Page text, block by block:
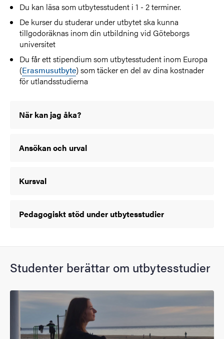
Du kan läsa som utbytesstudent i 1 - 2 terminer.
De kurser du studerar under utbytet ska kunna
tillgodoräknas inom din utbildning vid Göteborgs
universitet
Du får ett stipendium som utbytesstudent inom Europa
(Erasmusutbyte) som täcker en del av dina kostnader
för utlandsstudierna
När kan jag åka?
Ansökan och urval
Kursval
Pedagogiskt stöd under utbytesstudier
Studenter berättar om utbytesstudier